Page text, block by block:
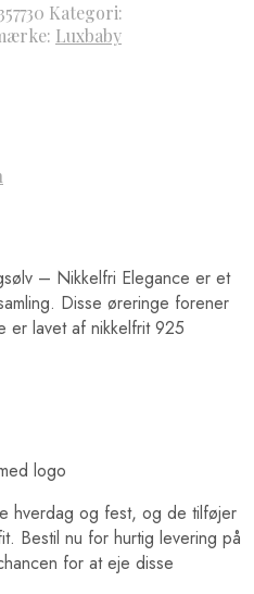
Kategori:
Luxbaby
– Nikkelfri Elegance er et
Disse øreringe forener
er lavet af nikkelfrit 925
logo
hverdag og fest, og de tilføjer
Bestil nu for hurtig levering på
for at eje disse